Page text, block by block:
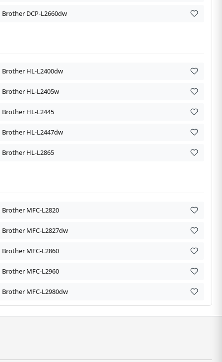
Brother DCP-L2660dw
Brother HL-L2400dw
Brother HL-L2405w
Brother HL-L2445
Brother HL-L2447dw
Brother HL-L2865
Brother MFC-L2820
Brother MFC-L2827dw
Brother MFC-L2860
Brother MFC-L2960
Brother MFC-L2980dw